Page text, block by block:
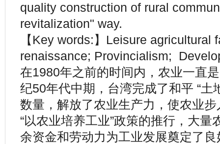
quality construction of rural
revitalization" way.
【Key words:】Leisure agricultural
renaissance; Provincialism;
在1980年之前的时间内，农业一直
纪50年代中期，台湾完成了和平 “土
数量，解放了农业生产力，使农业
“以农业培养工业”政策的推行，大
余资金和劳动力为工业发展奠定了